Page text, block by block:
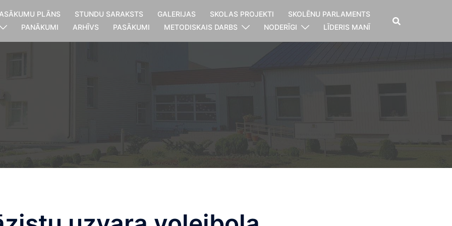
PLĀNS STUNDU SARAKSTS GALERIJAS SKOLAS PROJEKTI
SKOLĒNU PARLAMENTS
PANĀKUMI ARHĪVS PASĀKUMI METODISKAIS DARBS NODERĪGI LĪDERIS MANĪ